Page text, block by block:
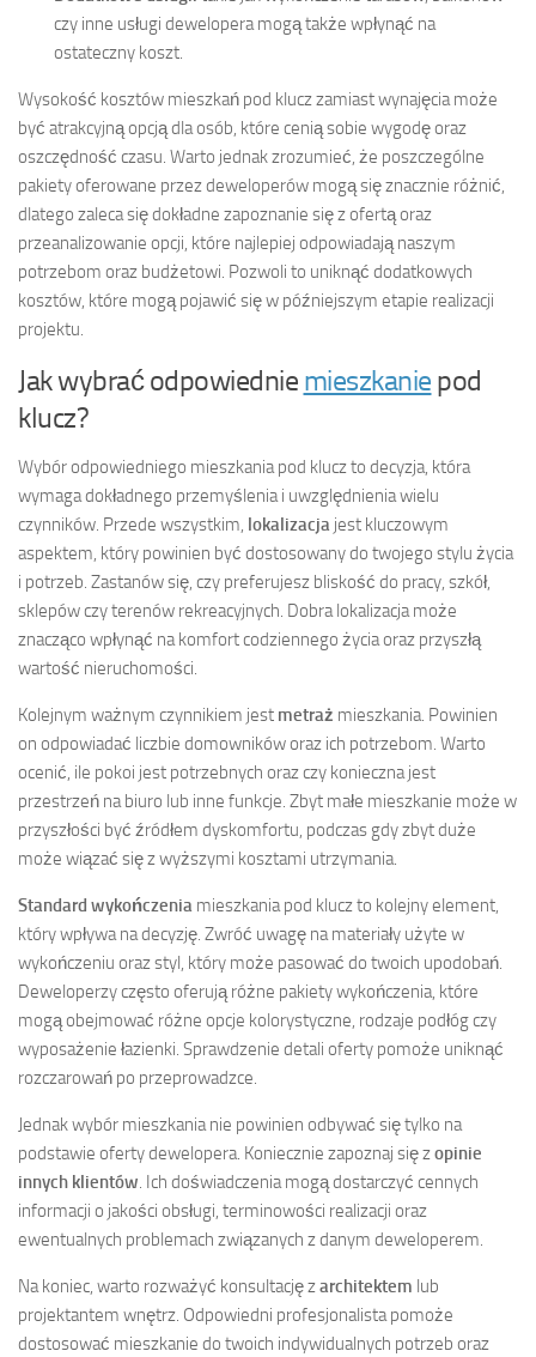
czy inne usługi dewelopera mogą także wpłynąć na
ostateczny koszt.
Wysokość kosztów mieszkań pod klucz zamiast wynajęcia może
być atrakcyjną opcją dla osób, które cenią sobie wygodę oraz
oszczędność czasu. Warto jednak zrozumieć, że poszczególne
pakiety oferowane przez deweloperów mogą się znacznie różnić,
dlatego zaleca się dokładne zapoznanie się z ofertą oraz
przeanalizowanie opcji, które najlepiej odpowiadają naszym
potrzebom oraz budżetowi. Pozwoli to uniknąć dodatkowych
kosztów, które mogą pojawić się w późniejszym etapie realizacji
projektu.
Jak wybrać odpowiednie mieszkanie pod
klucz?
Wybór odpowiedniego mieszkania pod klucz to decyzja, która
wymaga dokładnego przemyślenia i uwzględnienia wielu
czynników. Przede wszystkim, lokalizacja jest kluczowym
aspektem, który powinien być dostosowany do twojego stylu życia
i potrzeb. Zastanów się, czy preferujesz bliskość do pracy, szkół,
sklepów czy terenów rekreacyjnych. Dobra lokalizacja może
znacząco wpłynąć na komfort codziennego życia oraz przyszłą
wartość nieruchomości.
Kolejnym ważnym czynnikiem jest metraż mieszkania. Powinien
on odpowiadać liczbie domowników oraz ich potrzebom. Warto
ocenić, ile pokoi jest potrzebnych oraz czy konieczna jest
przestrzeń na biuro lub inne funkcje. Zbyt małe mieszkanie może w
przyszłości być źródłem dyskomfortu, podczas gdy zbyt duże
może wiązać się z wyższymi kosztami utrzymania.
Standard wykończenia mieszkania pod klucz to kolejny element,
który wpływa na decyzję. Zwróć uwagę na materiały użyte w
wykończeniu oraz styl, który może pasować do twoich upodobań.
Deweloperzy często oferują różne pakiety wykończenia, które
mogą obejmować różne opcje kolorystyczne, rodzaje podłóg czy
wyposażenie łazienki. Sprawdzenie detali oferty pomoże uniknąć
rozczarowań po przeprowadzce.
Jednak wybór mieszkania nie powinien odbywać się tylko na
podstawie oferty dewelopera. Koniecznie zapoznaj się zopinie
innych klientów. Ich doświadczenia mogą dostarczyć cennych
informacji o jakości obsługi, terminowości realizacji oraz
ewentualnych problemach związanych z danym deweloperem.
Na koniec, warto rozważyć konsultację zarchitektem lub
projektantem wnętrz. Odpowiedni profesjonalista pomoże
dostosować mieszkanie do twoich indywidualnych potrzeb oraz